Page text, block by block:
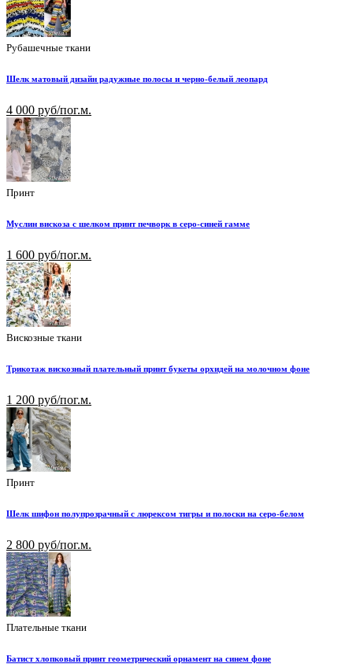
Рубашечные ткани
Шелк матовый дизайн радужные полосы и черно-белый леопард
4 000 руб/пог.м.
Принт
Муслин вискоза с шелком принт печворк в серо-синей гамме
1 600 руб/пог.м.
Вискозные ткани
Трикотаж вискозный плательный принт букеты орхидей на молочном фоне
1 200 руб/пог.м.
Принт
Шелк шифон полупрозрачный с люрексом тигры и полоски на серо-белом
2 800 руб/пог.м.
Плательные ткани
Батист хлопковый принт геометрический орнамент на синем фоне